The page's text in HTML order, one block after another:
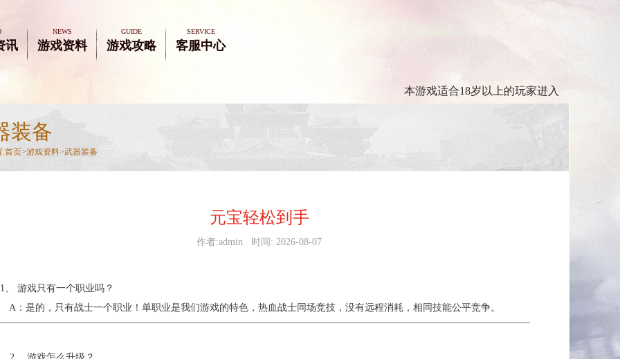
讯
NEWS
游戏资料
GUIDE
游戏攻略
SERVICE
客服中心
本游戏适合18岁以上的玩家进入
装备
:首页>游戏资料>武器装备
元宝轻松到手
作者:admin 时间: 2026-08-07
游戏只有一个职业吗？
：是的，只有战士一个职业！单职业是我们游戏的特色，热血战士同场竞技，没有远程消耗，相同技能公平竞争。